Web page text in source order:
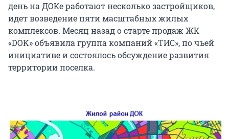
день на ДОКе работают несколько застройщиков,
идет возведение пяти масштабных жилых
комплексов. Месяц назад о старте продаж ЖК
«DOK» объявила группа компаний «ТИС», по чьей
инициативе и состоялось обсуждение развития
территории поселка.